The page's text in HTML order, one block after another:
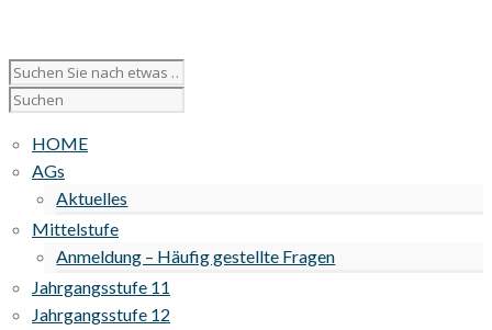
HOME
AGs
Aktuelles
Mittelstufe
Anmeldung – Häufig gestellte Fragen
Jahrgangsstufe 11
Jahrgangsstufe 12